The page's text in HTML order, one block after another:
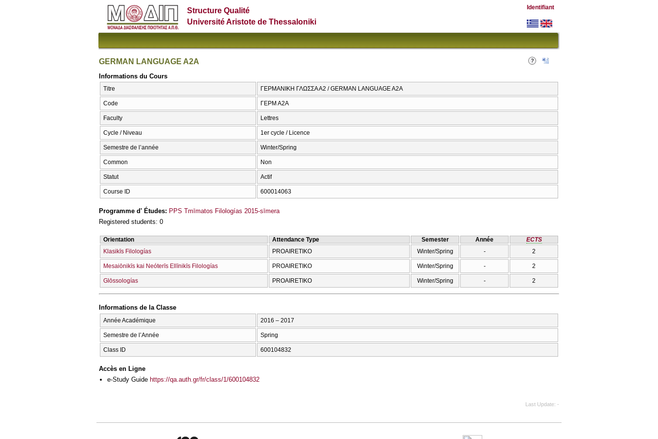
Structure Qualité
Université Aristote de Thessaloniki
Identifiant
GERMAN LANGUAGE A2A
Informations du Cours
Titre ΓΕΡΜΑΝΙΚΗ ΓΛΩΣΣΑ Α2 / GERMAN LANGUAGE A2A
Code ΓΕΡΜ Α2Α
Faculty Lettres
Cycle / Niveau 1er cycle / Licence
Semestre de l’année Winter/Spring
Common Non
Statut Actif
Course ID 600014063
Programme d' Études: PPS Tmīmatos Filologías 2015-sīmera
Registered students: 0
Orientation Attendance Type Semester Année
ECTS
Klasikīs Filologías
PROAIRETIKO Winter/Spring - 2
Mesaiōnikīs kai Neóterīs Ellīnikīs Filologías PROAIRETIKO Winter/Spring - 2
Glōssologías PROAIRETIKO Winter/Spring - 2
Informations de la Classe
Année Académique 2016 – 2017
Semestre de l’Année Spring
Class ID 600104832
Accès en Ligne
e-Study Guide https://qa.auth.gr/fr/class/1/600104832
Last Update -